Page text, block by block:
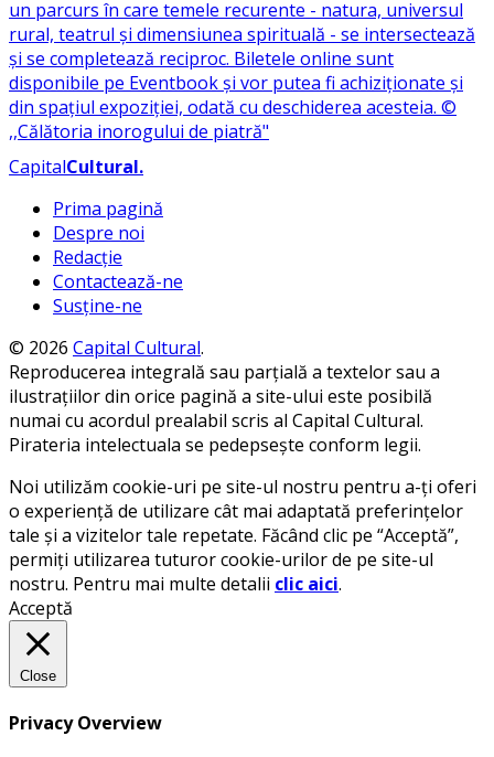
CapitalCultural.
Prima pagină
Despre noi
Redacție
Contactează-ne
Susține-ne
© 2026 Capital Cultural.
Reproducerea integrală sau parțială a textelor sau a
ilustrațiilor din orice pagină a site-ului este posibilă
numai cu acordul prealabil scris al Capital Cultural.
Pirateria intelectuala se pedepsește conform legii.
Noi utilizăm cookie-uri pe site-ul nostru pentru a-ți oferi
o experiență de utilizare cât mai adaptată preferințelor
tale și a vizitelor tale repetate. Făcând clic pe “Acceptă”,
permiți utilizarea tuturor cookie-urilor de pe site-ul
nostru. Pentru mai multe detalii clic aici.
Acceptă
Close
Privacy Overview